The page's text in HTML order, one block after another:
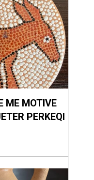
ME MOTIVE
PERKEQI